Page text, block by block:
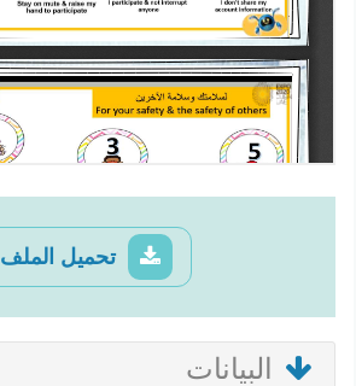
تحميل الملف
البيانات